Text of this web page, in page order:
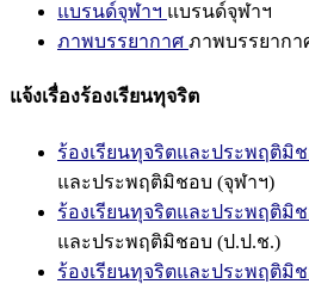
แบรนด์จุฬาฯ แบรนด์จุฬาฯ
ภาพบรรยากาศ ภาพบรรยากา
แจ้งเรื่องร้องเรียนทุจริต
ร้องเรียนทุจริตและประพฤติมิ
และประพฤติมิชอบ (จุฬาฯ)
ร้องเรียนทุจริตและประพฤติมิ
และประพฤติมิชอบ (ป.ป.ช.)
ร้องเรียนทุจริตและประพฤติมิ